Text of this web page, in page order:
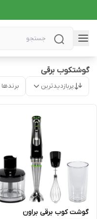
گوشتکوب برقی
پربازدیدترین برندها
گوشت کوب برقی براون